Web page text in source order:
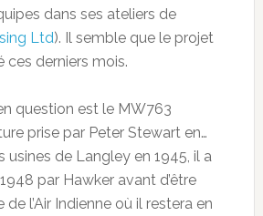
dans ses ateliers de
Ltd). Il semble que le projet
ces derniers mois.
question est le MW763
prise par Peter Stewart en…
usines de Langley en 1945, il a
par Hawker avant d’être
de l’Air Indienne où il restera en